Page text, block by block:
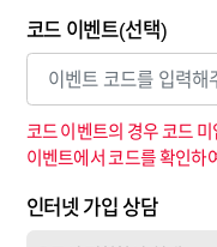
코드 이벤트(선택)
코드 이벤트의 경우 코드
이벤트에서 코드를 확인하
인터넷 가입 상담